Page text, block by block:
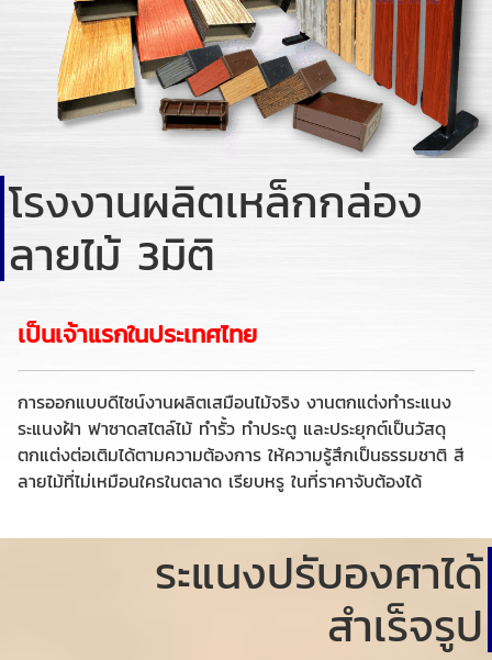
โรงงานผลิตเหล็กกล่อง
ลายไม้ 3มิติ
เป็นเจ้าแรกในประเทศไทย
การออกแบบดีไซน์งานผลิตเสมือนไม้จริง งานตกแต่งทำระแนง
ระแนงฝ้า ฟาซาดสไตล์ไม้ ทำรั้ว ทำประตู และประยุกต์เป็นวัสดุ
ตกแต่งต่อเติมได้ตามความต้องการ ให้ความรู้สึกเป็นธรรมชาติ สี
ลายไม้ที่ไม่เหมือนใครในตลาด เรียบหรู ในที่ราคาจับต้องได้
ระแนงปรับองศาได้
สำเร็จรูป